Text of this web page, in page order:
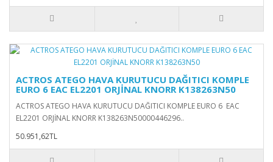
ACTROS ATEGO HAVA KURUTUCU DAĞITICI KOMPLE
EURO 6 EAC EL2201 ORJİNAL KNORR K138263N50
ACTROS ATEGO HAVA KURUTUCU DAĞITICI KOMPLE EURO 6 EAC
EL2201 ORJİNAL KNORR K138263N50000446296..
50.951,62TL